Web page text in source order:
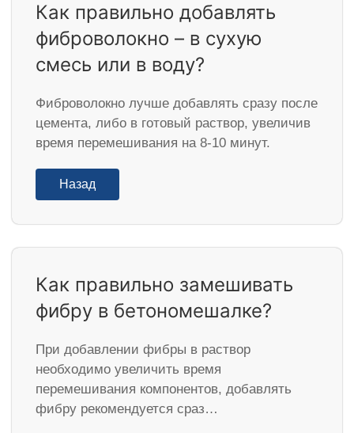
Как правильно добавлять
фиброволокно – в сухую
смесь или в воду?
Фиброволокно лучше добавлять сразу после
цемента, либо в готовый раствор, увеличив
время перемешивания на 8-10 минут.
Назад
Как правильно замешивать
фибру в бетономешалке?
При добавлении фибры в раствор
необходимо увеличить время
перемешивания компонентов, добавлять
фибру рекомендуется сраз…